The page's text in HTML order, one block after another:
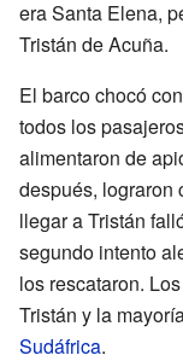
era Santa Elena,
Tristán de Acuña.
El barco chocó
todos los
alimentaron de
después, lograron
llegar a Tristán
segundo intento
los rescataron.
Tristán y la
Sudáfrica.